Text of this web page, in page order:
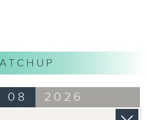
08 2026